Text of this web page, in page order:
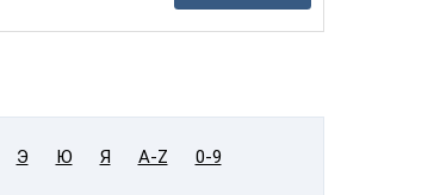
Э Ю Я A-Z 0-9